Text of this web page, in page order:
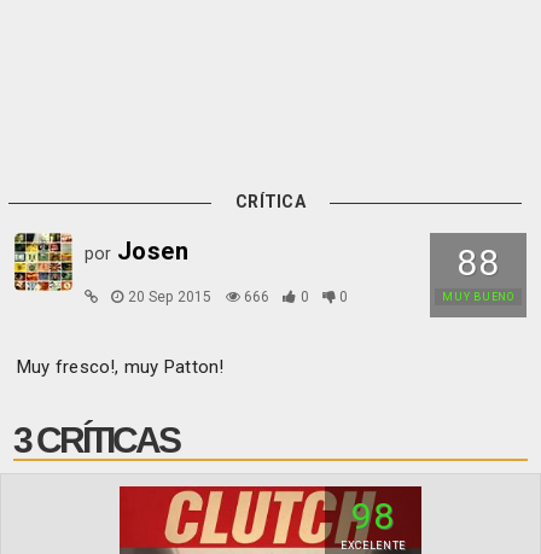
CRÍTICA
88
MUY BUENO
por Josen
20 Sep 2015 666 0 0
Muy fresco!, muy Patton!
3 CRÍTICAS
98
EXCELENTE